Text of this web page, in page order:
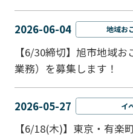
2026-06-04 地域お
【6/30締切】旭市地域
業務）を募集します！
2026-05-27 イ
【6/18(木)】東京・有楽